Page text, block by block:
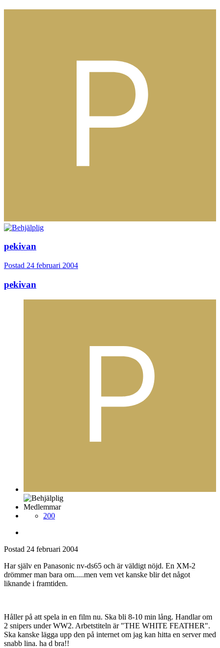
pekivan
Postad 24 februari 2004
pekivan
Medlemmar
200
Postad 24 februari 2004
Har själv en Panasonic nv-ds65 och är väldigt nöjd. En XM-2
drömmer man bara om.....men vem vet kanske blir det något
liknande i framtiden.
Håller på att spela in en film nu. Ska bli 8-10 min lång. Handlar om
2 snipers under WW2. Arbetstiteln är "THE WHITE FEATHER".
Ska kanske lägga upp den på internet om jag kan hitta en server med
snabb lina. ha d bra!!